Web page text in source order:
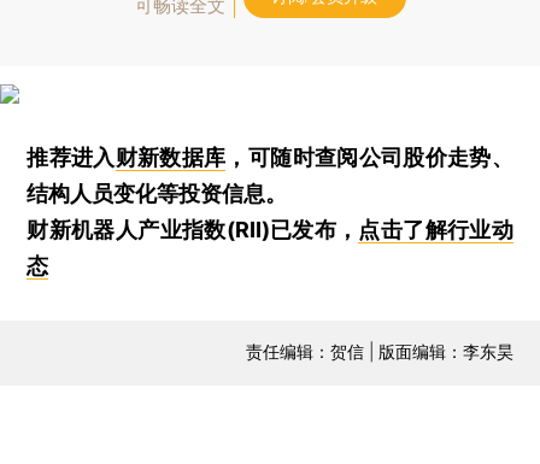
可畅读全文
推荐进入财新数据库 ，可随时查阅公司股价走势、
结构人员变化等投资信息。
财新机器人产业指数(RII)已发布， 点击了解行业动
态
责任编辑：贺信 | 版面编辑：李东昊